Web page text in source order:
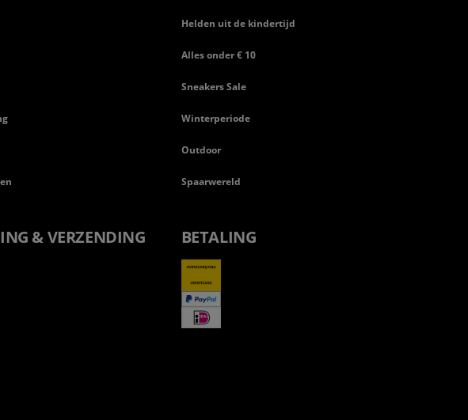
Helden uit de kindertijd
Alles onder € 10
Sneakers Sale
Winterperiode
Outdoor
Spaarwereld
& VERZENDING BETALING